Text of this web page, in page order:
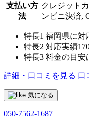
支払い方
法
クレジット
ンビニ決済,
特長1 福岡県に対
特長2 対応実績
特長3 料金の目安
詳細・口コミを見る 口
気になる
050-7562-1687